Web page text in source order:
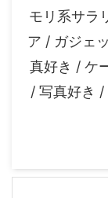
モリ系サラ
ア / ガジェ
真好き / ケ
/ 写真好き /